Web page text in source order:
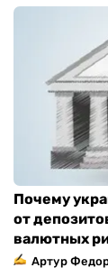
Почему
от
валютных
Артур